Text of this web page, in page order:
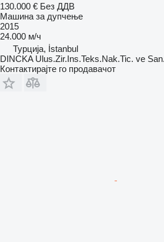
130.000 € Без ДДВ
Машина за дупчење
2015
24.000 м/ч
Турција, İstanbul
DINCKA Ulus.Zir.Ins.Teks.Nak.Tic. ve
Контактирајте го продавачот